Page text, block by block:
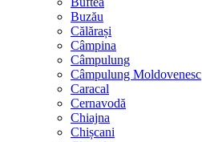
Buzău
Călărași
Câmpina
Câmpulung
Câmpulung Moldovenesc
Caracal
Cernavodă
Chiajna
Chișcani